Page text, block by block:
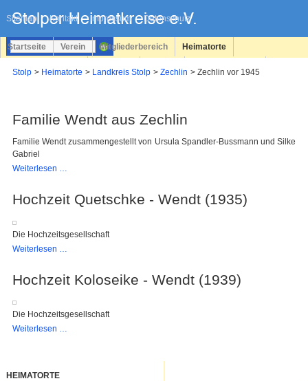
Sitemap Kontakt Impressum Datenschutz
überspringen
Startseite Verein Mitgliederbereich Heimatorte
Stolp Heimatorte Landkreis Stolp Zechlin Zechlin vor 1945
Familie Wendt aus Zechlin
Familie Wendt zusammengestellt von Ursula Spandler-Bussmann und Silke
Gabriel
Weiterlesen …
aus
Zechlin
Hochzeit Quetschke - Wendt (1935)
Die Hochzeitsgesellschaft
Weiterlesen …
Wendt
Hochzeit Koloseike - Wendt (1939)
Die Hochzeitsgesellschaft
Weiterlesen …
HEIMATORTE